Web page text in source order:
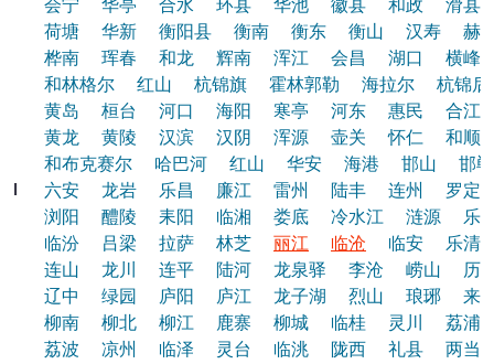
会宁
华亭 合水 环县 华池 徽县 和政
滑县
荷塘
华新 衡阳县 衡南 衡东 衡山 汉寿
赫
桦南
珲春 和龙 辉南 浑江 会昌 湖口
横峰
和林格尔
红山 杭锦旗 霍林郭勒 海拉尔
杭锦后
黄岛
桓台 河口 海阳 寒亭 河东 惠民
合江
黄龙
黄陵 汉滨 汉阴 浑源 壶关 怀仁
和顺
和布克赛尔
哈巴河 红山 华安 海港 邯山
邯
l
六安 龙岩 乐昌 廉江 雷州 陆丰 连州
罗定
浏阳
醴陵 耒阳 临湘 娄底 冷水江 涟源
乐
临汾
吕梁 拉萨 林芝 丽江 临沧 临安
乐清
连山
龙川 连平 陆河 龙泉驿 李沧 崂山
历
辽中
绿园 庐阳 庐江 龙子湖 烈山 琅琊
来
柳南
柳北 柳江 鹿寨 柳城 临桂 灵川
荔浦
荔波
凉州 临泽 灵台 临洮 陇西 礼县
两当